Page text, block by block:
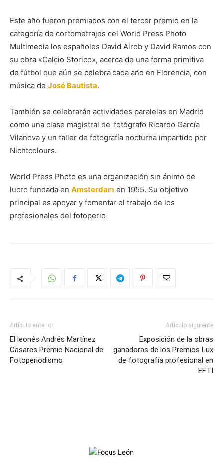
Este año fueron premiados con el tercer premio en la
categoría de cortometrajes del World Press Photo
Multimedia los españoles David Airob y David Ramos con
su obra «Calcio Storico», acerca de una forma primitiva
de fútbol que aún se celebra cada año en Florencia, con
música de José Bautista.
También se celebrarán actividades paralelas en Madrid
como una clase magistral del fotógrafo Ricardo García
Vilanova y un taller de fotografía nocturna impartido por
Nichtcolours.
World Press Photo es una organización sin ánimo de
lucro fundada en Amsterdam en 1955. Su objetivo
principal es apoyar y fomentar el trabajo de los
profesionales del fotoperio
Artículo anterior
El leonés Andrés Martínez
Casares Premio Nacional de
Fotoperiodismo
Artículo siguiente
Exposición de la obras
ganadoras de los Premios Lux
de fotografía profesional en
EFTI